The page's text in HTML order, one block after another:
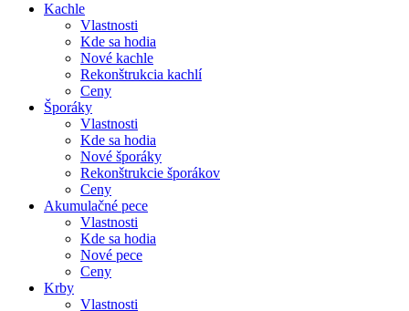
Kachle
Vlastnosti
Kde sa hodia
Nové kachle
Rekonštrukcia kachlí
Ceny
Šporáky
Vlastnosti
Kde sa hodia
Nové šporáky
Rekonštrukcie šporákov
Ceny
Akumulačné pece
Vlastnosti
Kde sa hodia
Nové pece
Ceny
Krby
Vlastnosti